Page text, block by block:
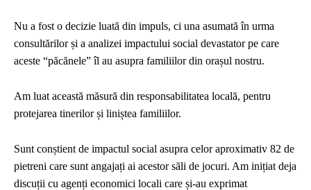
Nu a fost o decizie luată din impuls, ci una asumată în urma
consultărilor și a analizei impactului social devastator pe care
aceste “păcănele” îl au asupra familiilor din orașul nostru.
Am luat această măsură din responsabilitatea locală, pentru
protejarea tinerilor și liniștea familiilor.
Sunt conștient de impactul social asupra celor aproximativ 82 de
pietreni care sunt angajați ai acestor săli de jocuri. Am inițiat deja
discuții cu agenți economici locali care și-au exprimat